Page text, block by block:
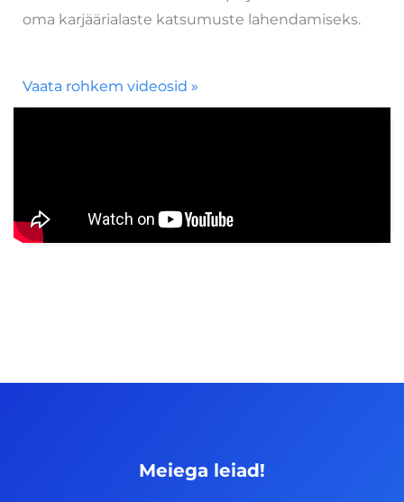
oma karjäärialaste katsumuste lahendamiseks.
Vaata rohkem videosid »
Meiega leiad!